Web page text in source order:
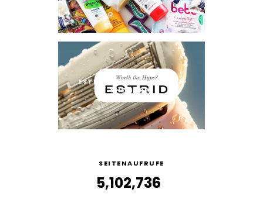
ESTRID RASIERER: WORTH
THE HYPE?
SEITENAUFRUFE
5,102,736